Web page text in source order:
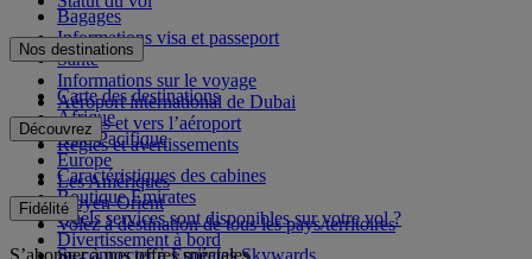
Bagages
Informations visa et passeport
Santé
Informations sur le voyage
Aéroport international de Dubai
Depuis et vers l’aéroport
Règles et avertissements
Nos destinations
Carte des destinations
Afrique
Asie-Pacifique
Europe
Les Amériques
Moyen-Orient
Volez à destination de tous les pays/territoires
Découvrez
Caractéristiques des cabines
Boutique Emirates
Quels services sont disponibles sur votre vol ?
Divertissement à bord
Fidélité
Se connecter à Emirates Skywards
S’abonner à nos offres spéciales